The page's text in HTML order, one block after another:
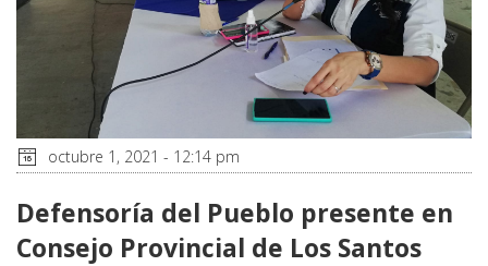
octubre 1, 2021 - 12:14 pm
Defensoría del Pueblo presente en
Consejo Provincial de Los Santos